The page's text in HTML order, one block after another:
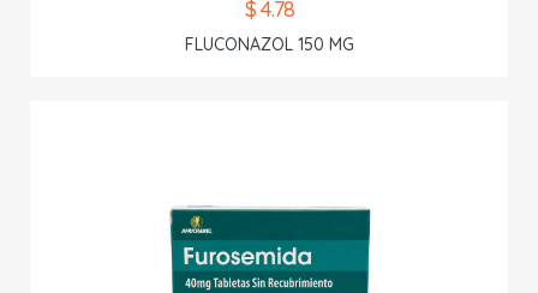
$ 4.78
FLUCONAZOL 150 MG